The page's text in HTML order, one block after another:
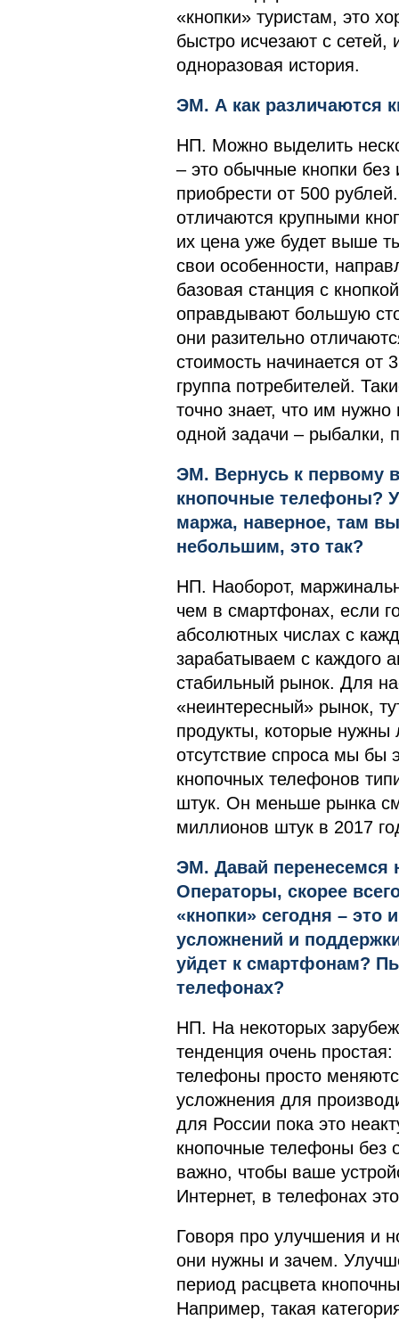
«кнопки» туристам, это
быстро исчезают с сетей,
одноразовая история.
ЭМ. А как различаются
НП. Можно выделить
– это обычные кнопки
приобрести от 500
отличаются крупными
их цена уже будет выше
свои особенности,
базовая станция с
оправдывают большую
они разительно
стоимость начинается от
группа потребителей.
точно знает, что им
одной задачи – рыбалки,
ЭМ. Вернусь к первому
кнопочные телефоны?
маржа, наверное, там
небольшим, это так?
НП. Наоборот,
чем в смартфонах, если
абсолютных числах с
зарабатываем с каждого
стабильный рынок. Для
«неинтересный» рынок,
продукты, которые
отсутствие спроса мы бы
кнопочных телефонов
штук. Он меньше рынка
миллионов штук в 2017
ЭМ. Давай перенесемся
Операторы, скорее
«кнопки» сегодня – это
усложнений и
уйдет к смартфонам?
телефонах?
НП. На некоторых
тенденция очень
телефоны просто
усложнения для
для России пока это
кнопочные телефоны без
важно, чтобы ваше
Интернет, в телефонах
Говоря про улучшения и
они нужны и зачем.
период расцвета
Например, такая